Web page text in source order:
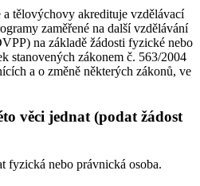
tělovýchovy akredituje vzdělávací
zaměřené na další vzdělávání
na základě žádosti fyzické nebo
stanovených zákonem č. 563/2004
a o změně některých zákonů, ve
věci jednat (podat žádost
fyzická nebo právnická osoba.